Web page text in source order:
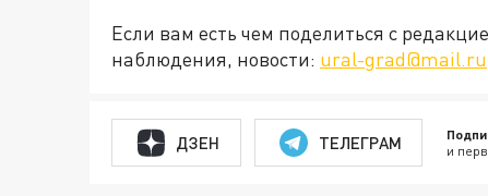
Если вам есть чем поделиться с
наблюдения, новости: ural-grad@mail.ru
ДЗЕН ТЕЛЕГРАМ и